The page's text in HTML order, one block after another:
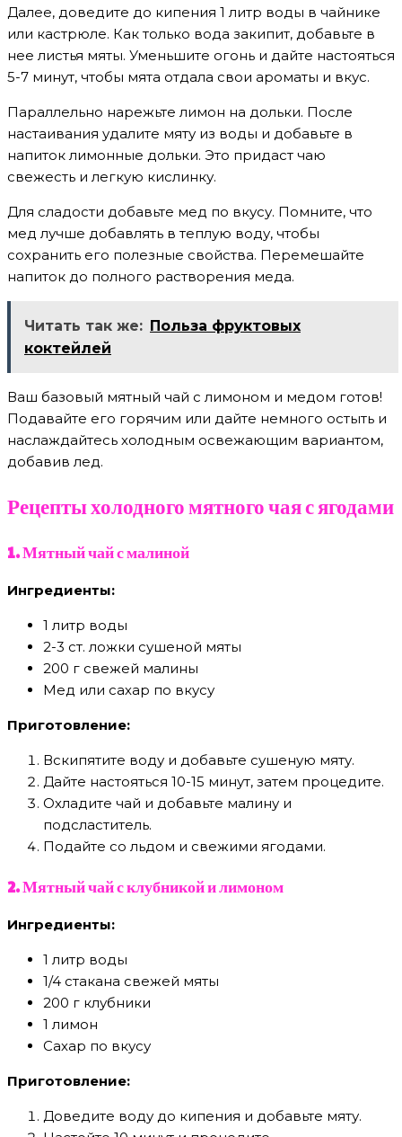
Далее, доведите до кипения 1 литр воды в чайнике
или кастрюле. Как только вода закипит, добавьте в
нее листья мяты. Уменьшите огонь и дайте настояться
5-7 минут, чтобы мята отдала свои ароматы и вкус.
Параллельно нарежьте лимон на дольки. После
настаивания удалите мяту из воды и добавьте в
напиток лимонные дольки. Это придаст чаю
свежесть и легкую кислинку.
Для сладости добавьте мед по вкусу. Помните, что
мед лучше добавлять в теплую воду, чтобы
сохранить его полезные свойства. Перемешайте
напиток до полного растворения меда.
Читать так же: Польза фруктовых
коктейлей
Ваш базовый мятный чай с лимоном и медом готов!
Подавайте его горячим или дайте немного остыть и
наслаждайтесь холодным освежающим вариантом,
добавив лед.
Рецепты холодного мятного чая с ягодами
1. Мятный чай с малиной
Ингредиенты:
1 литр воды
2-3 ст. ложки сушеной мяты
200 г свежей малины
Мед или сахар по вкусу
Приготовление:
Вскипятите воду и добавьте сушеную мяту.
Дайте настояться 10-15 минут, затем процедите.
Охладите чай и добавьте малину и
подсластитель.
Подайте со льдом и свежими ягодами.
2. Мятный чай с клубникой и лимоном
Ингредиенты:
1 литр воды
1/4 стакана свежей мяты
200 г клубники
1 лимон
Сахар по вкусу
Приготовление:
Доведите воду до кипения и добавьте мяту.